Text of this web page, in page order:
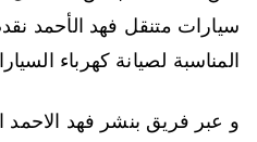
سيارات متنقل فهد الأحمد
المناسبة لصيانة كهرباء
و عبر فريق بنشر فهد